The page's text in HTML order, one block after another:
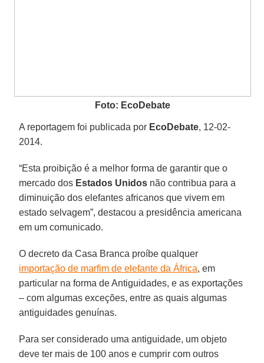
Foto: EcoDebate
A reportagem foi publicada por EcoDebate, 12-02-
2014.
“Esta proibição é a melhor forma de garantir que o
mercado dos Estados Unidos não contribua para a
diminuição dos elefantes africanos que vivem em
estado selvagem”, destacou a presidência americana
em um comunicado.
O decreto da Casa Branca proíbe qualquer
importação de marfim de elefante da África, em
particular na forma de Antiguidades, e as exportações
– com algumas exceções, entre as quais algumas
antiguidades genuínas.
Para ser considerado uma antiguidade, um objeto
deve ter mais de 100 anos e cumprir com outros